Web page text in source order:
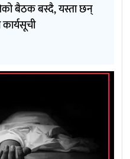
बैठक बस्दै, यस्ता छन्